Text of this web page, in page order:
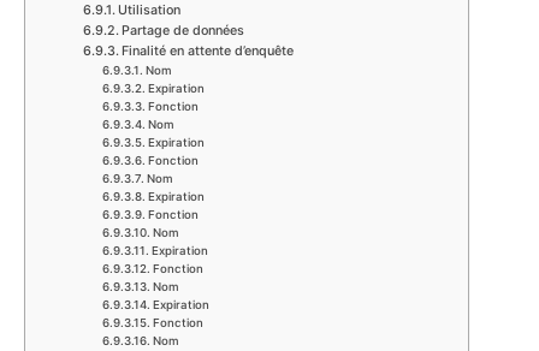
Utilisation
Partage de données
Finalité en attente d’enquête
Nom
Expiration
Fonction
Nom
Expiration
Fonction
Nom
Expiration
Fonction
Nom
Expiration
Fonction
Nom
Expiration
Fonction
Nom